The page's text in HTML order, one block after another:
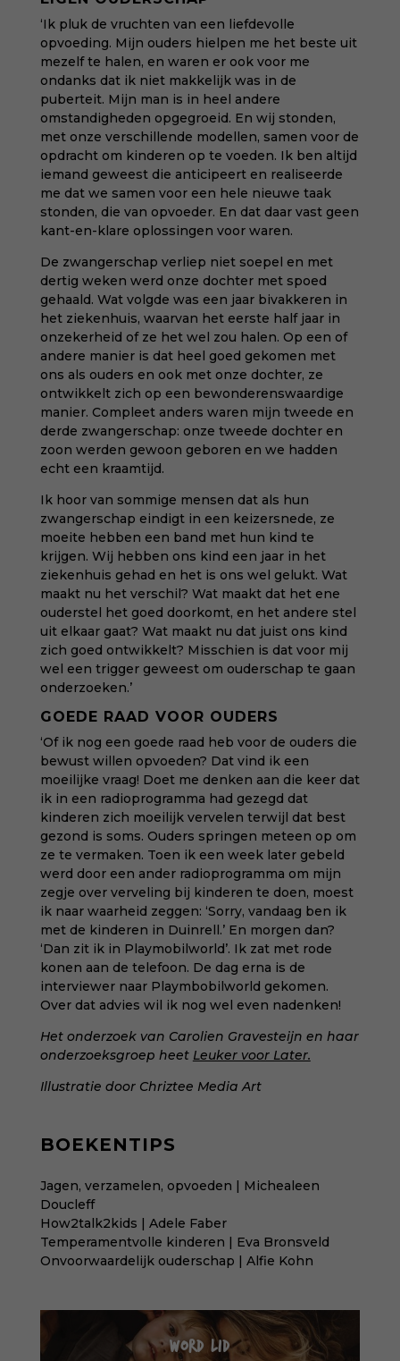
‘Ik pluk de vruchten van een liefdevolle
opvoeding. Mijn ouders hielpen me het beste uit
mezelf te halen, en waren er ook voor me
ondanks dat ik niet makkelijk was in de
puberteit. Mijn man is in heel andere
omstandigheden opgegroeid. En wij stonden,
met onze verschillende modellen, samen voor de
opdracht om kinderen op te voeden. Ik ben altijd
iemand geweest die anticipeert en realiseerde
me dat we samen voor een hele nieuwe taak
stonden, die van opvoeder. En dat daar vast geen
kant-en-klare oplossingen voor waren.
De zwangerschap verliep niet soepel en met
dertig weken werd onze dochter met spoed
gehaald. Wat volgde was een jaar bivakkeren in
het ziekenhuis, waarvan het eerste half jaar in
onzekerheid of ze het wel zou halen. Op een of
andere manier is dat heel goed gekomen met
ons als ouders en ook met onze dochter, ze
ontwikkelt zich op een bewonderenswaardige
manier. Compleet anders waren mijn tweede en
derde zwangerschap: onze tweede dochter en
zoon werden gewoon geboren en we hadden
echt een kraamtijd.
Ik hoor van sommige mensen dat als hun
zwangerschap eindigt in een keizersnede, ze
moeite hebben een band met hun kind te
krijgen. Wij hebben ons kind een jaar in het
ziekenhuis gehad en het is ons wel gelukt. Wat
maakt nu het verschil? Wat maakt dat het ene
ouderstel het goed doorkomt, en het andere stel
uit elkaar gaat? Wat maakt nu dat juist ons kind
zich goed ontwikkelt? Misschien is dat voor mij
wel een trigger geweest om ouderschap te gaan
onderzoeken.’
GOEDE RAAD VOOR OUDERS
‘Of ik nog een goede raad heb voor de ouders die
bewust willen opvoeden? Dat vind ik een
moeilijke vraag! Doet me denken aan die keer dat
ik in een radioprogramma had gezegd dat
kinderen zich moeilijk vervelen terwijl dat best
gezond is soms. Ouders springen meteen op om
ze te vermaken. Toen ik een week later gebeld
werd door een ander radioprogramma om mijn
zegje over verveling bij kinderen te doen, moest
ik naar waarheid zeggen: ‘Sorry, vandaag ben ik
met de kinderen in Duinrell.’ En morgen dan?
‘Dan zit ik in Playmobilworld’. Ik zat met rode
konen aan de telefoon. De dag erna is de
interviewer naar Playmbobilworld gekomen.
Over dat advies wil ik nog wel even nadenken!
Het onderzoek van Carolien Gravesteijn en haar
onderzoeksgroep heet Leuker voor Later.
Illustratie door Chriztee Media Art
BOEKENTIPS
Jagen, verzamelen, opvoeden | Michealeen
Doucleff
How2talk2kids | Adele Faber
Temperamentvolle kinderen | Eva Bronsveld
Onvoorwaardelijk ouderschap | Alfie Kohn
WORD LID